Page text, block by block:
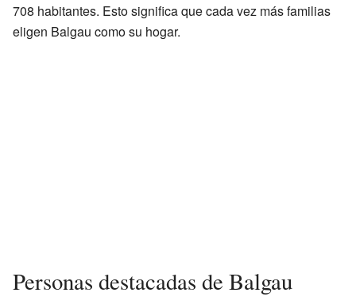
708 habitantes. Esto significa que cada vez más familias
eligen Balgau como su hogar.
Personas destacadas de Balgau